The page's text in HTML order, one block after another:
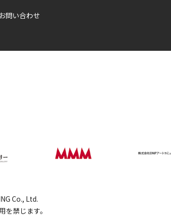
お問い合わせ
Co., Ltd.
禁じます。